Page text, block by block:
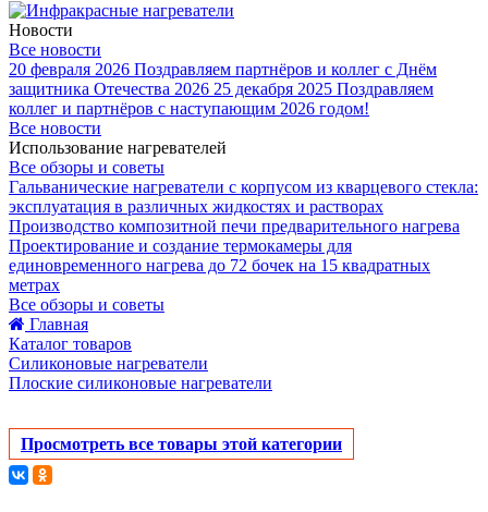
Новости
Все новости
20 февраля 2026 Поздравляем партнёров и коллег с Днём
защитника Отечества 2026 25 декабря 2025 Поздравляем
коллег и партнёров с наступающим 2026 годом!
Все новости
Использование нагревателей
Все обзоры и советы
Гальванические нагреватели с корпусом из кварцевого стекла:
эксплуатация в различных жидкостях и растворах
Производство композитной печи предварительного нагрева
Проектирование и создание термокамеры для
единовременного нагрева до 72 бочек на 15 квадратных
метрах
Все обзоры и советы
Главная
Каталог товаров
Силиконовые нагреватели
Плоские силиконовые нагреватели
Просмотреть все товары этой категории